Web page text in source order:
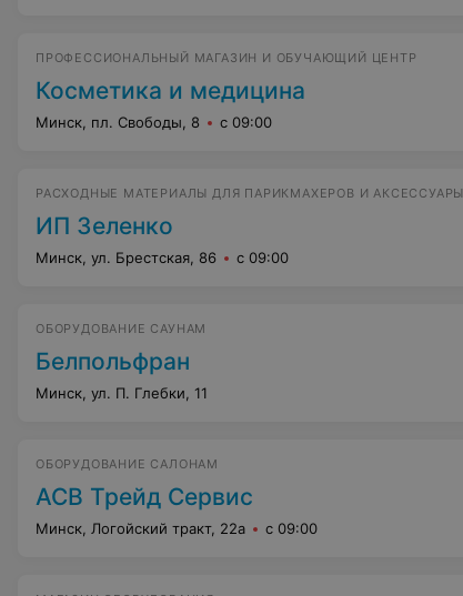
ПРОФЕССИОНАЛЬНЫЙ МАГАЗИН И ОБУЧАЮЩИЙ ЦЕНТР
Косметика и медицина
Минск, пл. Свободы, 8 с 09:00
РАСХОДНЫЕ МАТЕРИАЛЫ ДЛЯ ПАРИКМАХЕРОВ И АКСЕССУАРЫ
ИП Зеленко
Минск, ул. Брестская, 86 с 09:00
ОБОРУДОВАНИЕ САУНАМ
Белпольфран
Минск, ул. П. Глебки, 11
ОБОРУДОВАНИЕ САЛОНАМ
АСВ Трейд Сервис
Минск, Логойский тракт, 22а с 09:00